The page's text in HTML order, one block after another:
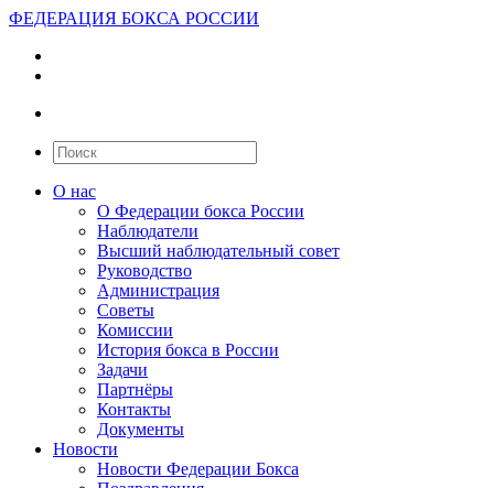
ФЕДЕРАЦИЯ БОКСА РОССИИ
О нас
О Федерации бокса России
Наблюдатели
Высший наблюдательный совет
Руководство
Администрация
Советы
Комиссии
История бокса в России
Задачи
Партнёры
Контакты
Документы
Новости
Новости Федерации Бокса